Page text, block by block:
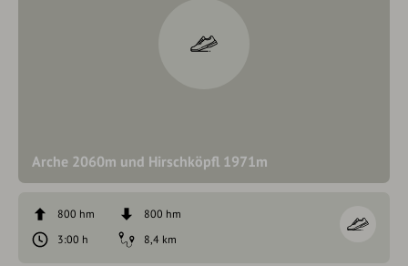
Arche 2060m und Hirschköpfl 1971m
800 hm
800 hm
3:00 h
8,4 km